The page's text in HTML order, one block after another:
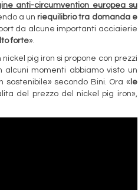
anti-circumvention europea su
a un riequilibrio tra domanda e
da alcune importanti acciaierie
forte».
pig iron si propone con prezzi
momenti abbiamo visto un
secondo Bini. Ora « le
del prezzo del nickel pig iron»,